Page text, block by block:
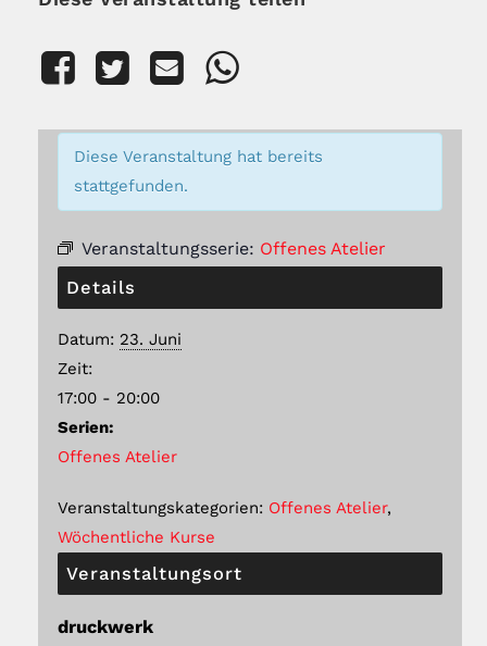
Diese Veranstaltung hat bereits
stattgefunden.
Veranstaltungsserie: Offenes Atelier
Details
Datum: 23. Juni
Zeit:
17:00 - 20:00
Serien:
Offenes Atelier
Veranstaltungskategorien: Offenes Atelier,
Wöchentliche Kurse
Veranstaltungsort
druckwerk